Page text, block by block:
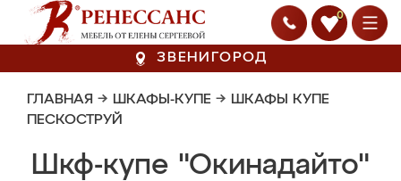
0
ЗВЕНИГОРОД
ГЛАВНАЯ → ШКАФЫ-КУПЕ → ШКАФЫ КУПЕ
ПЕСКОСТРУЙ
Шкф-купе "Окинадайто"